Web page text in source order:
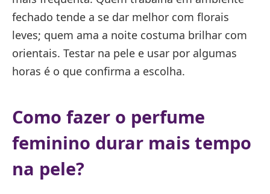
fechado tende a se dar melhor com florais
leves; quem ama a noite costuma brilhar com
orientais. Testar na pele e usar por algumas
horas é o que confirma a escolha.
Como fazer o perfume
feminino durar mais tempo
na pele?